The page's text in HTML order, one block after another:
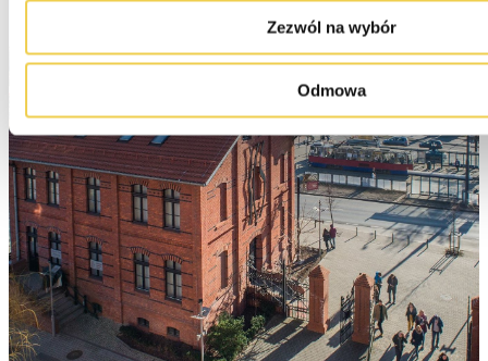
Zezwól na wybór
Odmowa